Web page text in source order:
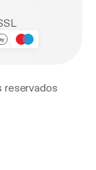
reservados